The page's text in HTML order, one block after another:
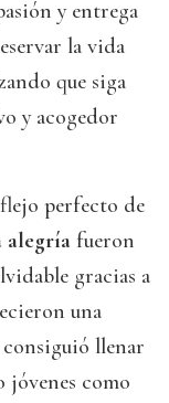
y entrega
la vida
que siga
y acogedor
perfecto de
alegría fueron
gracias a
una
llenar
jóvenes como